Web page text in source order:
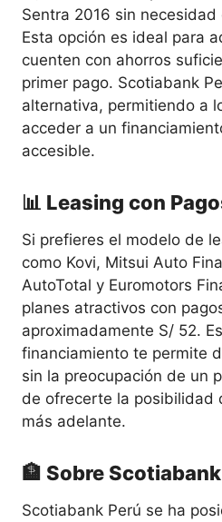
Sentra 2016 sin
Esta opción es ideal para
cuenten con ahorros
primer pago. Scotiabank
alternativa, permitiendo a
acceder a un
accesible.
📊 Leasing con
Si prefieres el modelo de
como Kovi, Mitsui Auto
AutoTotal y Euromotors
planes atractivos con
aproximadamente S/ 52.
financiamiento te permite
sin la preocupación de un
de ofrecerte la posibilidad
más adelante.
🏦 Sobre
Scotiabank Perú se ha